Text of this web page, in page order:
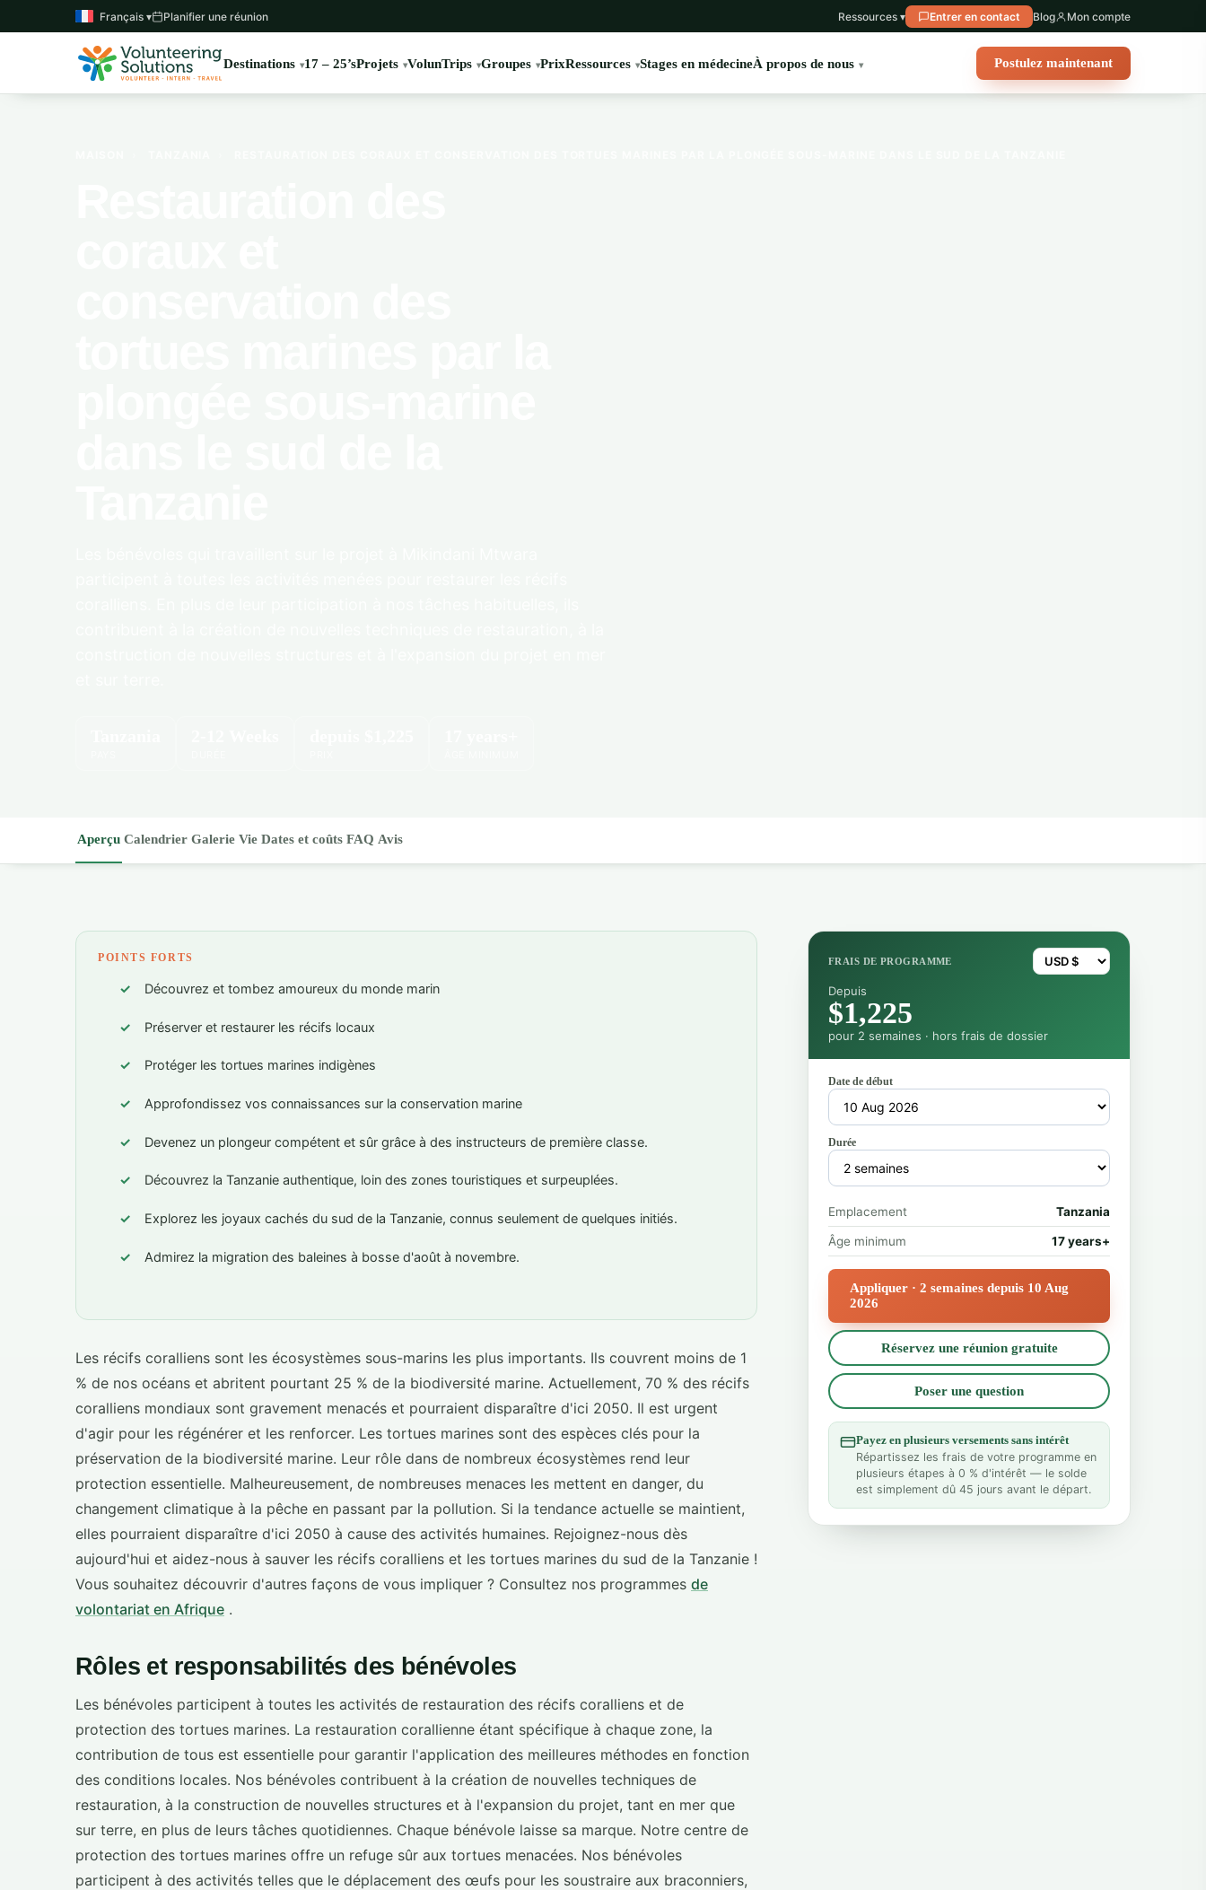
Français ▾ Planifier une réunion Ressources ▾ Entrer en contact Blog Mon compte
Destinations 17 – 25’sProjets VolunTrips Groupes PrixRessources Stages en médecineÀ propos de nous Postulez maintenant
Aperçu Calendrier Galerie Vie Dates et coûts FAQ Avis
POINTS FORTS
Découvrez et tombez amoureux du monde marin
Préserver et restaurer les récifs locaux
Protéger les tortues marines indigènes
Approfondissez vos connaissances sur la conservation marine
Devenez un plongeur compétent et sûr grâce à des instructeurs de première classe.
Découvrez la Tanzanie authentique, loin des zones touristiques et surpeuplées.
Explorez les joyaux cachés du sud de la Tanzanie, connus seulement de quelques initiés.
Admirez la migration des baleines à bosse d'août à novembre.
Les récifs coralliens sont les écosystèmes sous-marins les plus importants. Ils couvrent moins de 1
% de nos océans et abritent pourtant 25 % de la biodiversité marine. Actuellement, 70 % des récifs
coralliens mondiaux sont gravement menacés et pourraient disparaître d'ici 2050. Il est urgent
d'agir pour les régénérer et les renforcer. Les tortues marines sont des espèces clés pour la
préservation de la biodiversité marine. Leur rôle dans de nombreux écosystèmes rend leur
protection essentielle. Malheureusement, de nombreuses menaces les mettent en danger, du
changement climatique à la pêche en passant par la pollution. Si la tendance actuelle se maintient,
elles pourraient disparaître d'ici 2050 à cause des activités humaines. Rejoignez-nous dès
aujourd'hui et aidez-nous à sauver les récifs coralliens et les tortues marines du sud de la Tanzanie !
Vous souhaitez découvrir d'autres façons de vous impliquer ? Consultez nos programmes de
volontariat en Afrique .
Rôles et responsabilités des bénévoles
Les bénévoles participent à toutes les activités de restauration des récifs coralliens et de
protection des tortues marines. La restauration corallienne étant spécifique à chaque zone, la
contribution de tous est essentielle pour garantir l'application des meilleures méthodes en fonction
des conditions locales. Nos bénévoles contribuent à la création de nouvelles techniques de
restauration, à la construction de nouvelles structures et à l'expansion du projet, tant en mer que
sur terre, en plus de leurs tâches quotidiennes. Chaque bénévole laisse sa marque. Notre centre de
protection des tortues marines offre un refuge sûr aux tortues menacées. Nos bénévoles
participent à des activités telles que le déplacement des œufs pour les soustraire aux braconniers,
FRAIS DE PROGRAMME
Depuis
$1,225
pour 2 semaines · hors frais de dossier
Date de début
Durée
Emplacement Tanzania
Âge minimum 17 years+
Appliquer · 2 semaines depuis 10 Aug
2026
Réservez une réunion gratuite
Poser une question
Payez en plusieurs versements sans intérêt
Répartissez les frais de votre programme en
plusieurs étapes à 0 % d'intérêt — le solde
est simplement dû 45 jours avant le départ.